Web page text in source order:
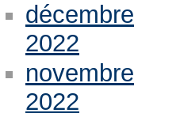
décembre
2022
novembre
2022